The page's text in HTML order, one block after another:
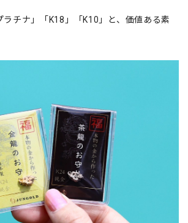
チナ」「K18」「K10」と、価値ある素